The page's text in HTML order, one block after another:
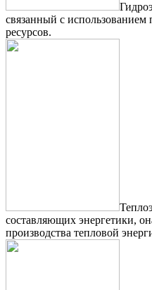
связанный с
ресурсов.
составляющих энергетики,
производства тепловой